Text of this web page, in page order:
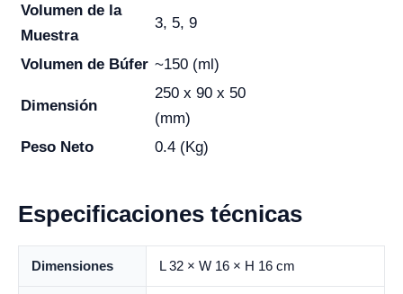
Volumen de la
Muestra
3, 5, 9
Volumen de Búfer ~150 (ml)
Dimensión
250 x 90 x 50
(mm)
Peso Neto
0.4 (Kg)
Especificaciones técnicas
Dimensiones L 32 × W 16 × H 16 cm